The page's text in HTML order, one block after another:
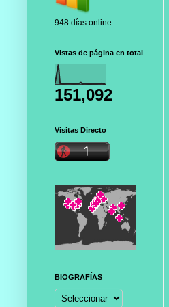
948 días online
Vistas de página en total
151,092
Visitas Directo
BIOGRAFÍAS